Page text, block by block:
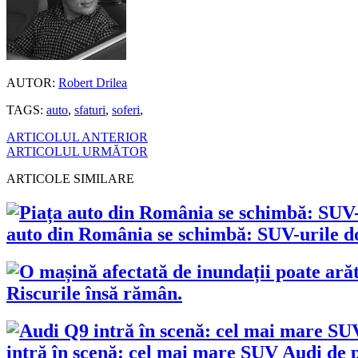
AUTOR: Robert Drilea
TAGS: auto, sfaturi, soferi,
ARTICOLUL ANTERIOR
ARTICOLUL URMĂTOR
ARTICOLE SIMILARE
auto din România se schimbă: SUV-urile
Riscurile însă rămân.
intră în scenă: cel mai mare SUV Audi de